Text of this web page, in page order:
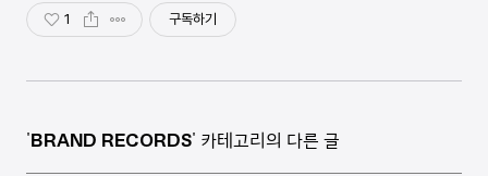
1 구독하기
'BRAND RECORDS' 카테고리의 다른 글